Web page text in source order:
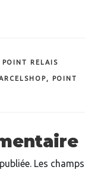
POINT RELAIS
,
POINT
Les champs